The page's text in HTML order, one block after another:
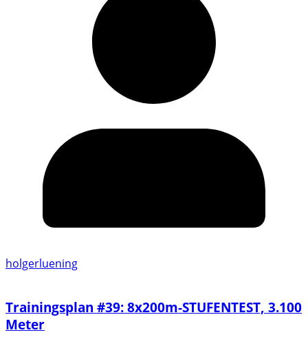
holgerluening
Trainingsplan #39: 8x200m-STUFENTEST, 3.100
Meter